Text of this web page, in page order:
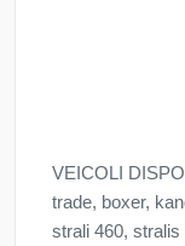
VEICOLI
trade, boxer,
strali 460,